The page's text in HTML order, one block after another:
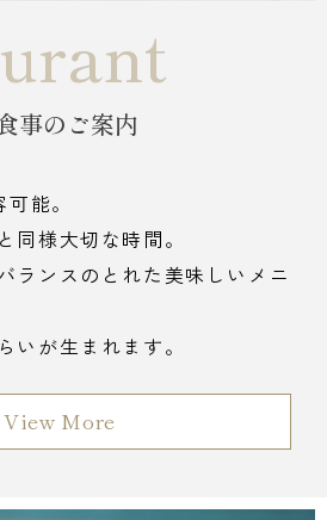
事のご案内
能。
同様大切な時間。
ランスのとれた美味しいメニ
いが生まれます。
View More